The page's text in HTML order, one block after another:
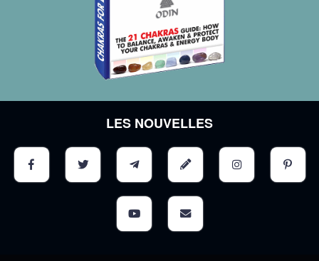
LES NOUVELLES